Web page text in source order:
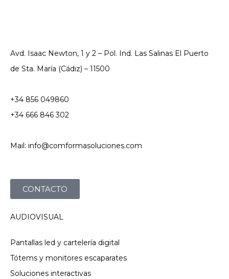
Avd. Isaac Newton, 1 y 2 – Pol. Ind. Las Salinas El Puerto
de Sta. María (Cádiz) – 11500
+34 856 049860
+34 666 846 302
Mail: info@comformasoluciones.com
CONTACTO
AUDIOVISUAL
Pantallas led y cartelería digital
Tótems y monitores escaparates
Soluciones interactivas